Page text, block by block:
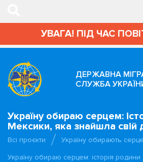
УВАГА! ПІД ЧАС
ДЕРЖАВНА
СЛУЖБА
Україну обираю серцем:
Мексики, яка знайшла свій
Всі проєкти
Україну обирають
Україну обираю серцем: історія